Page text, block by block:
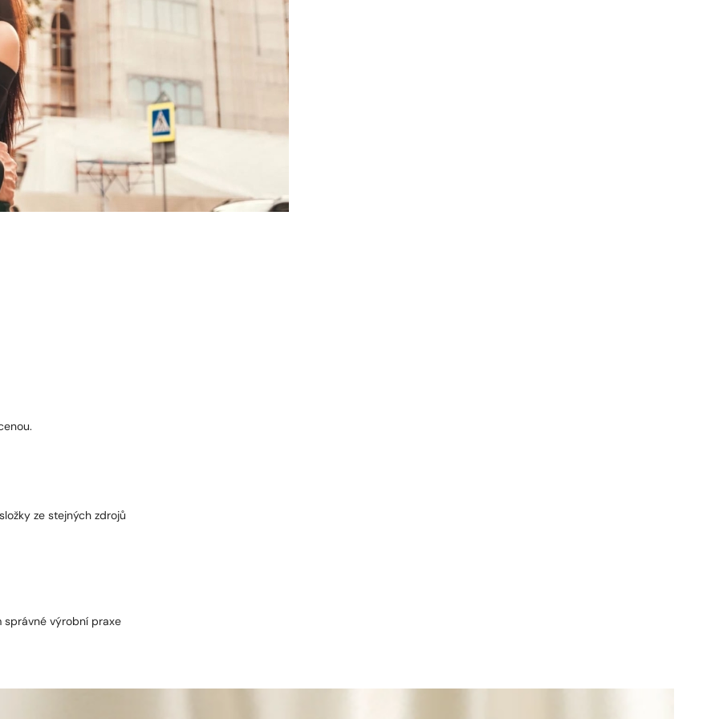
ze stejných zdrojů
správné výrobní praxe